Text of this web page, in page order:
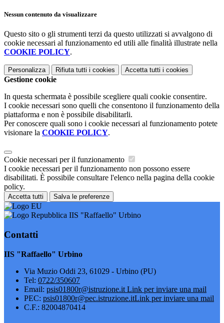
Nessun contenuto da visualizzare
Questo sito o gli strumenti terzi da questo utilizzati si avvalgono di
cookie necessari al funzionamento ed utili alle finalità illustrate nella
COOKIE POLICY.
Personalizza Rifiuta tutti i cookies Accetta tutti i cookies
Gestione cookie
In questa schermata è possibile scegliere quali cookie consentire.
I cookie necessari sono quelli che consentono il funzionamento della
piattaforma e non è possibile disabilitarli.
Per conoscere quali sono i cookie necessari al funzionamento potete
visionare la COOKIE POLICY.
Cookie necessari per il funzionamento
I cookie necessari per il funzionamento non possono essere
disabilitati. È possibile consultare l'elenco nella pagina della cookie
policy.
Accetta tutti Salva le preferenze
IIS "Raffaello" Urbino
Contatti
IIS "Raffaello" Urbino
Via Muzio Oddi 23, 61029 - Urbino (PU)
Tel: 0722/350607
Email: psis01800r@istruzione.it Link per inviare una mail
PEC: psis01800r@pec.istruzione.itLink per inviare una mail
C.F.: 82004870414